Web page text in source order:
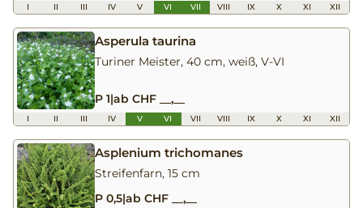
I II III IV V VI VII VIII IX X XI XII
Asperula taurina
Turiner Meister, 40 cm, weiß, V-VI
P 1|ab CHF __,__
I II III IV V VI VII VIII IX X XI XII
Asplenium trichomanes
Streifenfarn, 15 cm
P 0,5|ab CHF __,__